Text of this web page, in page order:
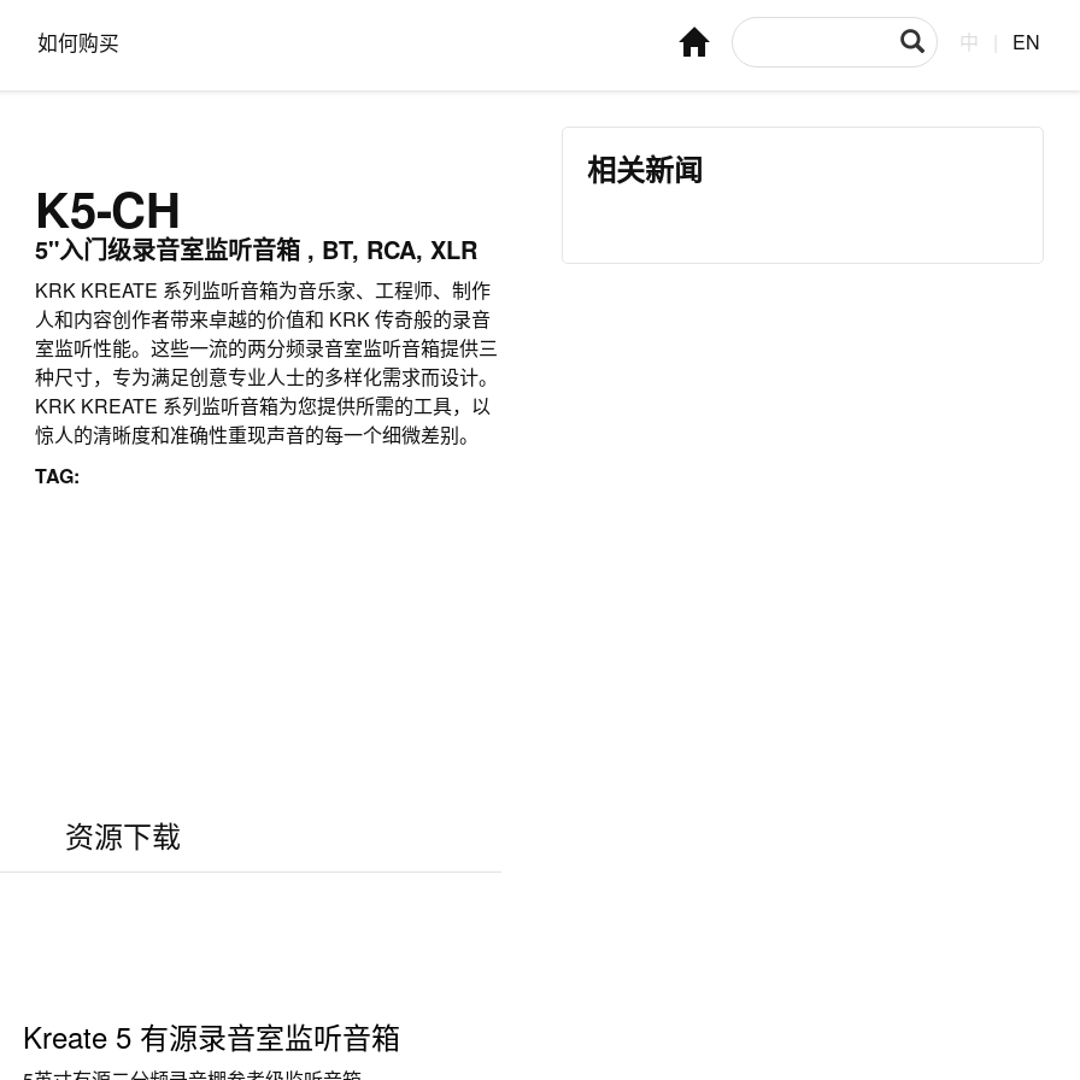
如何购买 中 EN
K5-CH
5"入门级录音室监听音箱 , BT, RCA, XLR
KRK KREATE 系列监听音箱为音乐家、工程师、制作
人和内容创作者带来卓越的价值和 KRK 传奇般的录音
室监听性能。这些一流的两分频录音室监听音箱提供三
种尺寸，专为满足创意专业人士的多样化需求而设计。
KRK KREATE 系列监听音箱为您提供所需的工具，以
惊人的清晰度和准确性重现声音的每一个细微差别。
TAG:
资源下载
Kreate 5 有源录音室监听音箱
相关新闻